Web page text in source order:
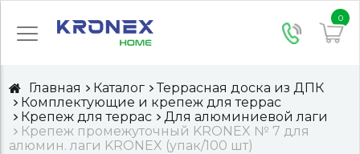
0
Главная Каталог
Террасная доска из ДПК
Комплектующие и крепеж для террас
Крепеж для террас
Для алюминиевой лаги
Крепеж промежуточный KRONEX № 7 для
алюмин. лаги KRONEX (упак/100 шт)